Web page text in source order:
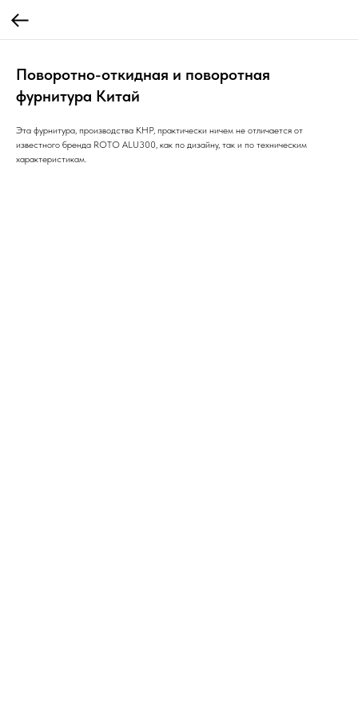
Поворотно-откидная и поворотная
фурнитура Китай
Эта фурнитура, производства КНР, практически ничем не отличается от
известного бренда ROTO ALU300, как по дизайну, так и по техническим
характеристикам.